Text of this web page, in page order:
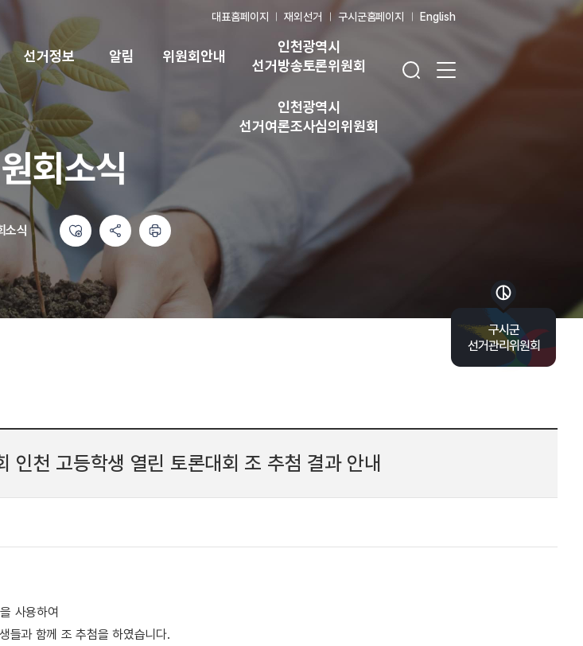
대표홈페이지 재외선거 구시군홈페이지 English
선거정보 알림 위원회안내
인천광역시
선거방송토론위원회
인천광역시
선거여론조사심의위원회
회소식
소식
인천 고등학생 열린 토론대회 조 추첨 결과 안내
사용하여
들과 함께 조 추첨을 하였습니다.
구시군
선거관리위원회
바로가기 목록 열기